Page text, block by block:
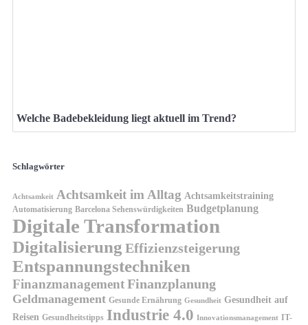
Welche Badebekleidung liegt aktuell im Trend?
Schlagwörter
Achtsamkeit Achtsamkeit im Alltag Achtsamkeitstraining
Automatisierung Barcelona Sehenswürdigkeiten Budgetplanung
Digitale Transformation
Digitalisierung Effizienzsteigerung
Entspannungstechniken
FinanzmanagementFinanzplanung
Geldmanagement Gesunde Ernährung Gesundheit Gesundheit auf
Reisen Gesundheitstipps Industrie 4.0 Innovationsmanagement IT-